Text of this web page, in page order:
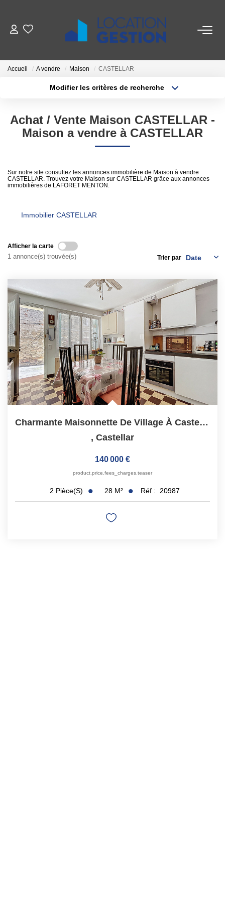
La Gestion Du Locataire
ESTIMER
NOTRE AGENCE
Contact
ESPACE CLIENT
Propriétaire
Locataire
Accueil A vendre Maison CASTELLAR
Modifier les critères de recherche
Type de bien
Budget max Plus de critères
Achat / Vente Maison CASTELLAR -
Maison a vendre à CASTELLAR
Sur notre site consultez les annonces immobilière de Maison à vendre
CASTELLAR. Trouvez votre Maison sur CASTELLAR grâce aux annonces
immobilières de LAFORET MENTON.
Immobilier CASTELLAR
Afficher la carte
1 annonce(s) trouvée(s) Trier par
Charmante Maisonnette De Village À Castellar
, Castellar
140 000 €
product.price.fees_charges.teaser
2 Pièce(s) 28 M² Réf : 20987